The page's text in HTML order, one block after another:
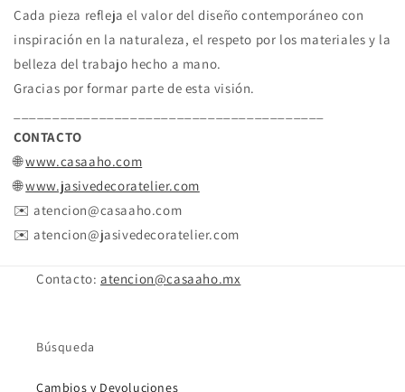
Cada pieza refleja el valor del diseño contemporáneo con
inspiración en la naturaleza, el respeto por los materiales y la
belleza del trabajo hecho a mano.
Gracias por formar parte de esta visión.
CONTACTO
🌐www.casaaho.com
🌐www.jasivedecoratelier.com
✉️ atencion@casaaho.com
✉️ atencion@jasivedecoratelier.com
Contacto: atencion@casaaho.mx
Búsqueda
Cambios y Devoluciones